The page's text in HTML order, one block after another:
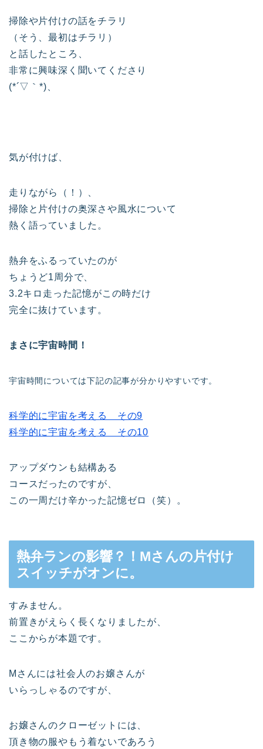
掃除や片付けの話をチラリ
（そう、最初はチラリ）
と話したところ、
非常に興味深く聞いてくださり
(*´▽｀*)、
気が付けば、
走りながら（！）、
掃除と片付けの奥深さや風水について
熱く語っていました。
熱弁をふるっていたのが
ちょうど1周分で、
3.2キロ走った記憶がこの時だけ
完全に抜けています。
まさに宇宙時間！
宇宙時間については下記の記事が分かりやすいです。
科学的に宇宙を考える その9
科学的に宇宙を考える その10
アップダウンも結構ある
コースだったのですが、
この一周だけ辛かった記憶ゼロ（笑）。
熱弁ランの影響？！Mさんの片付け
スイッチがオンに。
すみません。
前置きがえらく長くなりましたが、
ここからが本題です。
Mさんには社会人のお嬢さんが
いらっしゃるのですが、
お嬢さんのクローゼットには、
頂き物の服やもう着ないであろう